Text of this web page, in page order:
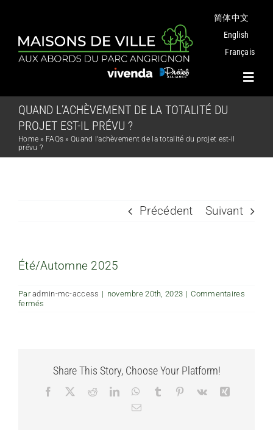
contenu
简体中文
English
Français
Projet
FAQ
QUAND L’ACHÈVEMENT DE LA TOTALITÉ DU
PROJET EST-IL PRÉVU ?
Home » FAQs » Quand l’achèvement de la totalité du projet est-il
prévu ?
Précédent Suivant
Été/Automne 2025
Paradmin-mc-access | novembre 20th, 2023 | Commentaires
fermés
projet
il
Share This Story, Choose Your Platform!
Facebook RedditLinkedInWhatsApp
Tumblr Pinterest
Vk
Email